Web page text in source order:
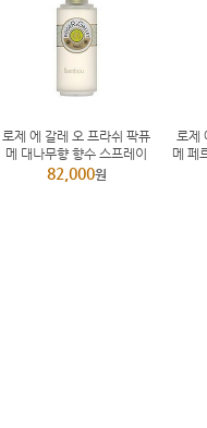
로제 에 갈레 오 프라쉬 팍퓨
메 대나무향 향수 스프레이
100ml
82,000원
로제
메 페